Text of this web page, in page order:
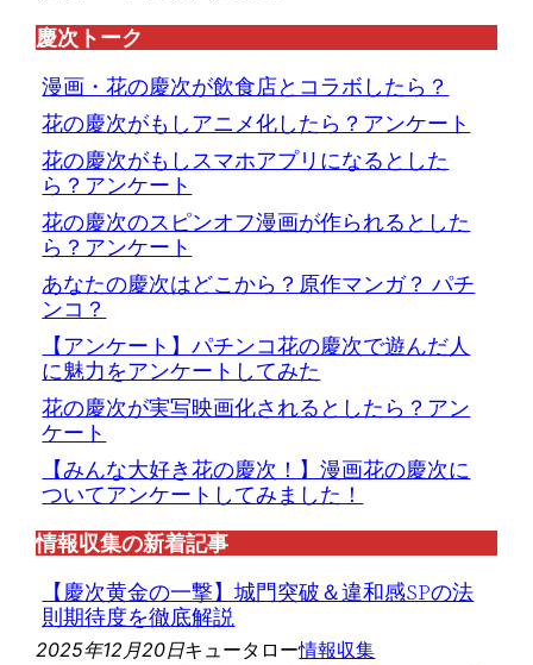
慶次トーク
漫画・花の慶次が飲食店とコラボしたら？
花の慶次がもしアニメ化したら？アンケート
花の慶次がもしスマホアプリになるとした
ら？アンケート
花の慶次のスピンオフ漫画が作られるとした
ら？アンケート
あなたの慶次はどこから？原作マンガ？ パチ
ンコ？
【アンケート】パチンコ花の慶次で遊んだ人
に魅力をアンケートしてみた
花の慶次が実写映画化されるとしたら？アン
ケート
【みんな大好き花の慶次！】漫画花の慶次に
ついてアンケートしてみました！
情報収集の新着記事
【慶次黄金の一撃】城門突破＆違和感SPの法
則期待度を徹底解説
2025年12月20日キュータロー情報収集